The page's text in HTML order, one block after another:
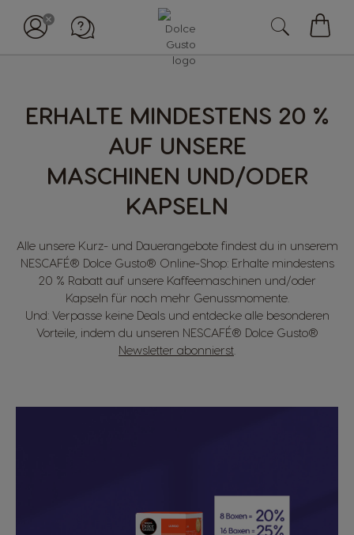
ERHALTE MINDESTENS 20 %
AUF UNSERE
MASCHINEN UND/ODER
KAPSELN
Alle unsere Kurz- und Dauerangebote findest du in unserem
NESCAFÉ® Dolce Gusto® Online-Shop: Erhalte mindestens
20 % Rabatt auf unsere Kaffeemaschinen und/oder
Kapseln für noch mehr Genussmomente.
Und: Verpasse keine Deals und entdecke alle besonderen
Vorteile, indem du unseren NESCAFÉ® Dolce Gusto®
Newsletter abonnierst